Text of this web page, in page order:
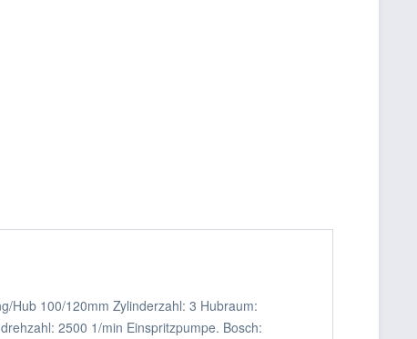
Hub 100/120mm Zylinderzahl: 3 Hubraum:
2500 1/min Einspritzpumpe. Bosch: